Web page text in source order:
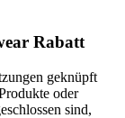
Rabatt
geknüpft
oder
sind,